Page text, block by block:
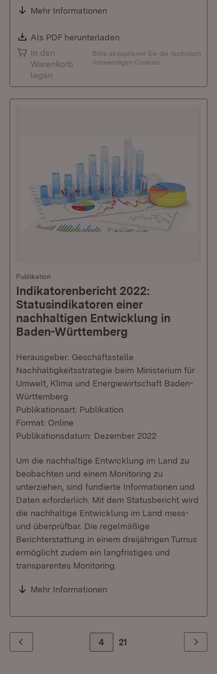
Mehr Informationen
Download:
Als PDF herunterladen
In den
Warenkorb
legen
Bitte akzeptieren Sie die technisch
notwendigen Cookies
Publikation
Indikatorenbericht 2022:
Statusindikatoren einer
nachhaltigen Entwicklung in
Baden-Württemberg
Herausgeber: Geschäftsstelle
Nachhaltigkeitsstrategie beim Ministerium für
Umwelt, Klima und Energiewirtschaft Baden-
Württemberg
Publikationsart: Publikation
Format: Online
Publikationsdatum: Dezember 2022
Um die nachhaltige Entwicklung im Land zu
beobachten und einem Monitoring zu
unterziehen, sind fundierte Informationen und
Daten erforderlich. Mit dem Statusbericht wird
die nachhaltige Entwicklung im Land mess-
und überprüfbar. Die regelmäßige
Berichterstattung in einem dreijährigen Turnus
ermöglicht zudem ein langfristiges und
transparentes Monitoring.
Mehr Informationen
Zurück Zur Seite
4 21 Weiter